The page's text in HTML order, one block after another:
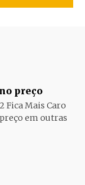
preço
Fica Mais Caro
em outras